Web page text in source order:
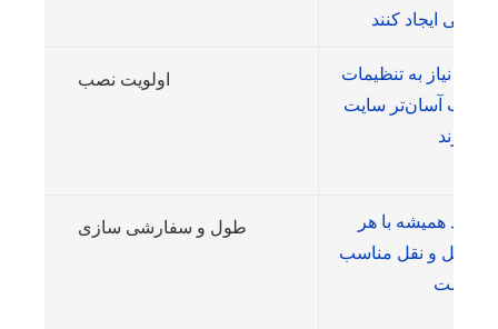
اولویت نصب
نیاز به تنظیمات
نصب آسان‌تر سایت
طول و سفارشی سازی
همیشه با هر
حمل و نقل مناسب